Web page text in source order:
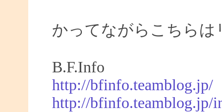
かってながらこちら
B.F.Info
http://bfinfo.teamblog.jp/
http://bfinfo.teamblog.jp/